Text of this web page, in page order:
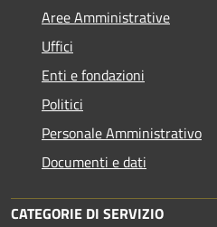
Aree Amministrative
Uffici
Enti e fondazioni
Politici
Personale Amministrativo
Documenti e dati
CATEGORIE DI SERVIZIO